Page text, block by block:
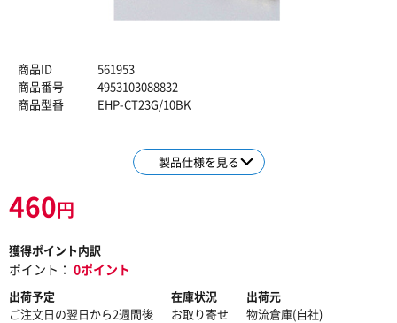
商品ID
561953
商品番号
4953103088832
商品型番
EHP-CT23G/10BK
製品仕様を見る
460円
獲得ポイント内訳
ポイント： 0ポイント
出荷予定
ご注文日の翌日から2週間後
在庫状況
お取り寄せ
出荷元
物流倉庫(自社)